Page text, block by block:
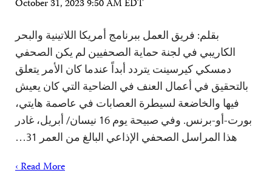
October 31, 2023 9:50 AM EDT
بقلم: فريق العمل ببرنامج أمريكا اللاتينية والبحر
الكاريبي في لجنة حماية الصحفيين لم يكن الصحفي
دمسكي كيرسينت يتردد أبداً عندما كان الأمر يتعلق
بالتحقيق في أعمال العنف في الضاحية التي كان يعيش
فيها والخاضعة لسيطرة العصابات في عاصمة هايتي،
بورت-أو-برنس. وفي صبيحة يوم 16 نيسان/ أبريل، غادر
هذا المراسل الصحفي الإذاعي البالغ من العمر 31…
Read More ›